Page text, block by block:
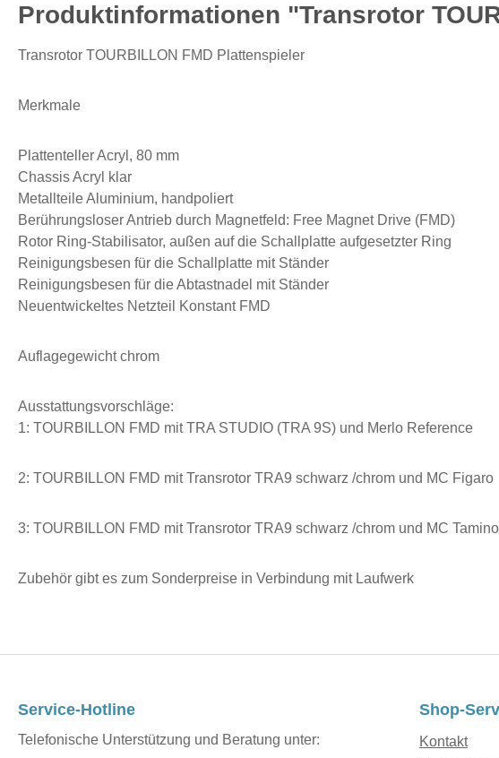
Produktinformationen "Transrotor
Transrotor TOURBILLON FMD Plattenspieler
Merkmale
Plattenteller Acryl, 80 mm
Chassis Acryl klar
Metallteile Aluminium, handpoliert
Berührungsloser Antrieb durch Magnetfeld: Free Magnet Drive (FMD)
Rotor Ring-Stabilisator, außen auf die Schallplatte aufgesetzter Ring
Reinigungsbesen für die Schallplatte mit Ständer
Reinigungsbesen für die Abtastnadel mit Ständer
Neuentwickeltes Netzteil Konstant FMD
Auflagegewicht chrom
Ausstattungsvorschläge:
1: TOURBILLON FMD mit TRA STUDIO (TRA 9S) und Merlo Reference
2: TOURBILLON FMD mit Transrotor TRA9 schwarz /chrom und MC Figaro
3: TOURBILLON FMD mit Transrotor TRA9 schwarz /chrom und MC Tamino
Zubehör gibt es zum Sonderpreise in Verbindung mit Laufwerk
Service-Hotline
Telefonische Unterstützung und Beratung unter:
Shop-
Kontakt